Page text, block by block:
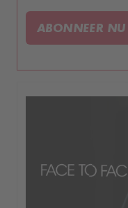
ABONNEER NU